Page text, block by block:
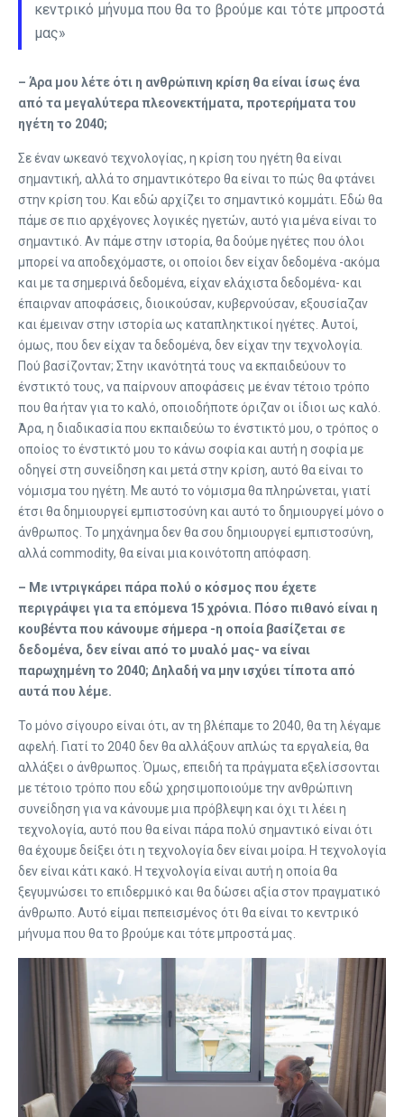
κεντρικό μήνυμα που θα το βρούμε και τότε μπροστά
μας»
– Άρα μου λέτε ότι η ανθρώπινη κρίση θα είναι ίσως ένα
από τα μεγαλύτερα πλεονεκτήματα, προτερήματα του
ηγέτη το 2040;
Σε έναν ωκεανό τεχνολογίας, η κρίση του ηγέτη θα είναι
σημαντική, αλλά το σημαντικότερο θα είναι το πώς θα φτάνει
στην κρίση του. Και εδώ αρχίζει το σημαντικό κομμάτι. Εδώ θα
πάμε σε πιο αρχέγονες λογικές ηγετών, αυτό για μένα είναι το
σημαντικό. Αν πάμε στην ιστορία, θα δούμε ηγέτες που όλοι
μπορεί να αποδεχόμαστε, οι οποίοι δεν είχαν δεδομένα -ακόμα
και με τα σημερινά δεδομένα, είχαν ελάχιστα δεδομένα- και
έπαιρναν αποφάσεις, διοικούσαν, κυβερνούσαν, εξουσίαζαν
και έμειναν στην ιστορία ως καταπληκτικοί ηγέτες. Αυτοί,
όμως, που δεν είχαν τα δεδομένα, δεν είχαν την τεχνολογία.
Πού βασίζονταν; Στην ικανότητά τους να εκπαιδεύουν το
ένστικτό τους, να παίρνουν αποφάσεις με έναν τέτοιο τρόπο
που θα ήταν για το καλό, οποιοδήποτε όριζαν οι ίδιοι ως καλό.
Άρα, η διαδικασία που εκπαιδεύω το ένστικτό μου, ο τρόπος ο
οποίος το ένστικτό μου το κάνω σοφία και αυτή η σοφία με
οδηγεί στη συνείδηση και μετά στην κρίση, αυτό θα είναι το
νόμισμα του ηγέτη. Με αυτό το νόμισμα θα πληρώνεται, γιατί
έτσι θα δημιουργεί εμπιστοσύνη και αυτό το δημιουργεί μόνο ο
άνθρωπος. Το μηχάνημα δεν θα σου δημιουργεί εμπιστοσύνη,
αλλά commodity, θα είναι μια κοινότοπη απόφαση.
– Με ιντριγκάρει πάρα πολύ ο κόσμος που έχετε
περιγράψει για τα επόμενα 15 χρόνια. Πόσο πιθανό είναι η
κουβέντα που κάνουμε σήμερα -η οποία βασίζεται σε
δεδομένα, δεν είναι από το μυαλό μας- να είναι
παρωχημένη το 2040; Δηλαδή να μην ισχύει τίποτα από
αυτά που λέμε.
Το μόνο σίγουρο είναι ότι, αν τη βλέπαμε το 2040, θα τη λέγαμε
αφελή. Γιατί το 2040 δεν θα αλλάξουν απλώς τα εργαλεία, θα
αλλάξει ο άνθρωπος. Όμως, επειδή τα πράγματα εξελίσσονται
με τέτοιο τρόπο που εδώ χρησιμοποιούμε την ανθρώπινη
συνείδηση για να κάνουμε μια πρόβλεψη και όχι τι λέει η
τεχνολογία, αυτό που θα είναι πάρα πολύ σημαντικό είναι ότι
θα έχουμε δείξει ότι η τεχνολογία δεν είναι μοίρα. Η τεχνολογία
δεν είναι κάτι κακό. Η τεχνολογία είναι αυτή η οποία θα
ξεγυμνώσει το επιδερμικό και θα δώσει αξία στον πραγματικό
άνθρωπο. Αυτό είμαι πεπεισμένος ότι θα είναι το κεντρικό
μήνυμα που θα το βρούμε και τότε μπροστά μας.